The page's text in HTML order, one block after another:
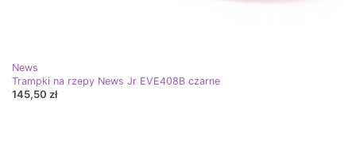
News
Trampki na rzepy News Jr EVE408B czarne
145,50 zł